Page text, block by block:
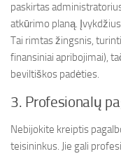
paskirtas
atkūrimo planą.
Tai rimtas žingsnis,
finansiniai apribojimai),
beviltiškos padėties.
3. Profesionalų
Nebijokite kreiptis
teisininkus. Jie gali